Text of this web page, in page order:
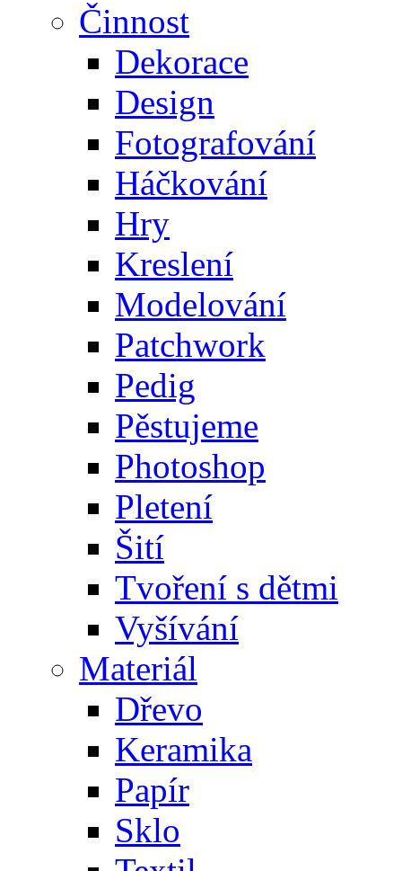
Činnost
Dekorace
Design
Fotografování
Háčkování
Hry
Kreslení
Modelování
Patchwork
Pedig
Pěstujeme
Photoshop
Pletení
Šití
Tvoření s dětmi
Vyšívání
Materiál
Dřevo
Keramika
Papír
Sklo